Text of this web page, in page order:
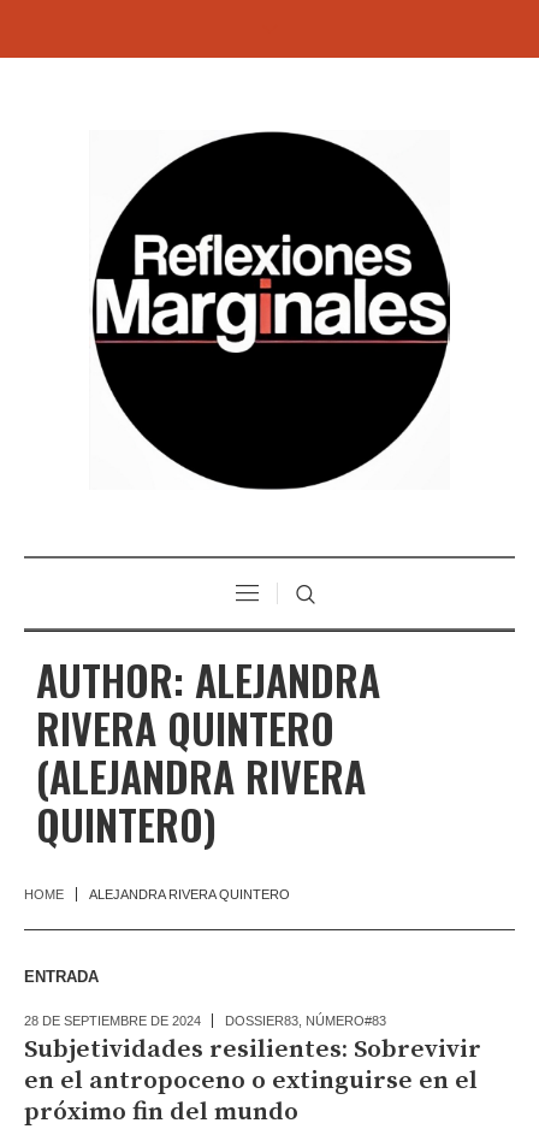
AUTHOR: ALEJANDRA
RIVERA QUINTERO
(ALEJANDRA RIVERA
QUINTERO)
HOME ALEJANDRA RIVERA QUINTERO
ENTRADA
28 DE SEPTIEMBRE DE 2024 DOSSIER83 NÚMERO#83
Subjetividades resilientes: Sobrevivir
en el antropoceno o extinguirse en el
próximo fin del mundo